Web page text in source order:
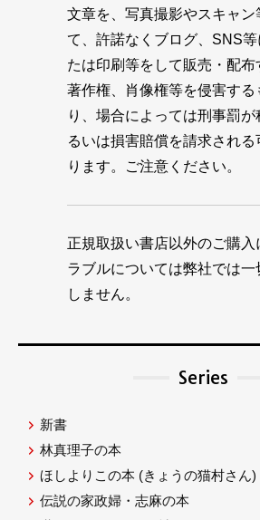
文章を、写真撮影やスキャン
て、許諾なくブログ、SNS等
たは印刷等をして販売・配布
著作権、肖像権等を侵害する
り、場合によっては刑事罰が
るいは損害賠償を請求される
ります。ご注意ください。
正規取扱い書店以外のご購入
ラブルについては弊社では一
しません。
Series
新書
林真理子の本
ほしよりこの本 (きょうの猫村さん)
伝説の家政婦・志麻の本